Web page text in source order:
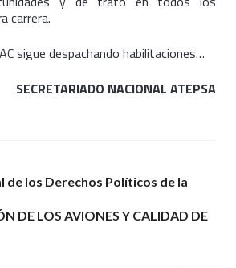
carrera.
sigue despachando habilitaciones…
SECRETARIADO NACIONAL ATEPSA
de los Derechos Políticos de la
DE LOS AVIONES Y CALIDAD DE